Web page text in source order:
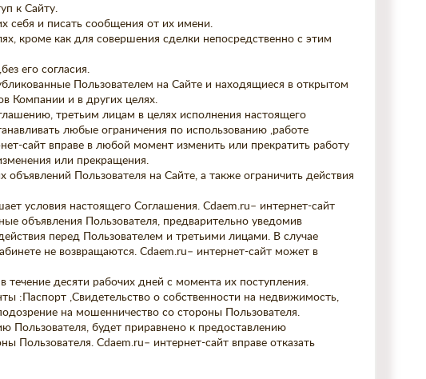
к Сайту.
себя и писать сообщения от их имени.
кроме как для совершения сделки непосредственно с этим
его согласия.
Пользователем на Сайте и находящиеся в открытом
Компании и в других целях.
третьим лицам в целях исполнения настоящего
любые ограничения по использованию ,работе
сайт вправе в любой момент изменить или прекратить работу
или прекращения.
Пользователя на Сайте, а также ограничить действия
условия настоящего Соглашения. Cdaem.ru– интернет-сайт
объявления Пользователя, предварительно уведомив
перед Пользователем и третьими лицами. В случае
не возвращаются. Cdaem.ru– интернет-сайт может в
десяти рабочих дней с момента их поступления.
:Паспорт ,Свидетельство о собственности на недвижимость,
на мошенничество со стороны Пользователя.
Пользователя, будет приравнено к предоставлению
Cdaem.ru– интернет-сайт вправе отказать